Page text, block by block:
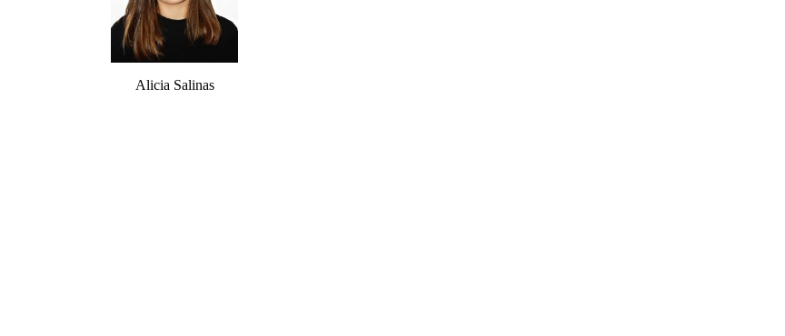
Alicia Salinas